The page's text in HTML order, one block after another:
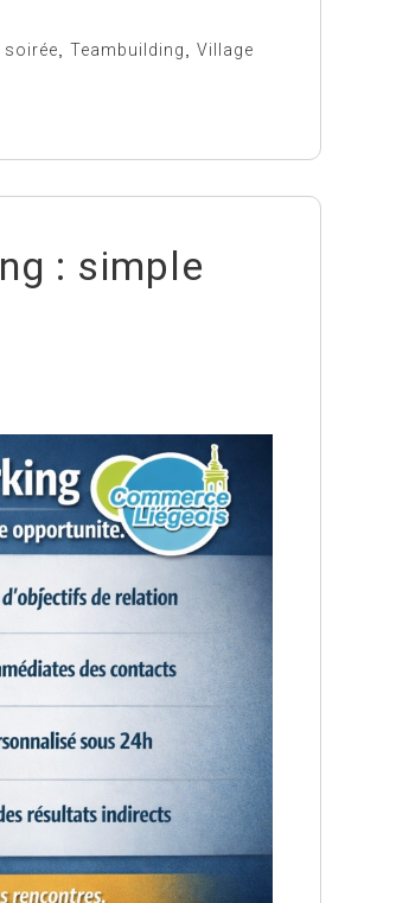
soirée Teambuilding
Village
: simple